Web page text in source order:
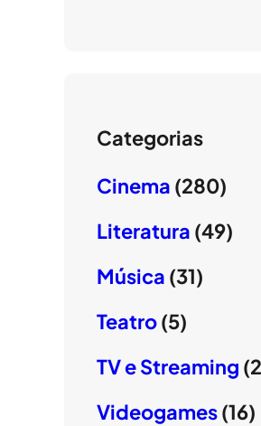
Categorias
Cinema (280)
Literatura (49)
Música (31)
Teatro(5)
TV e Streaming
Videogames(16)